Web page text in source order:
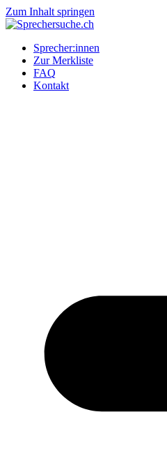
Zum Inhalt springen
Sprecher:innen
Zur Merkliste
FAQ
Kontakt